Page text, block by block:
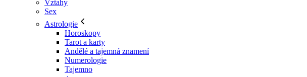
Vztahy
Sex
Astrologie
Horoskopy
Tarot a karty
Andělé a tajemná znamení
Numerologie
Tajemno